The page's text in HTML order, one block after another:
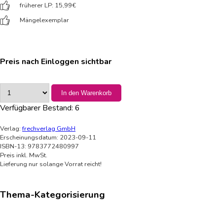
früherer LP: 15,99€
Mängelexemplar
Preis nach Einloggen sichtbar
In den Warenkorb
Verfügbarer Bestand: 6
Verlag:frechverlag GmbH
Erscheinungsdatum: 2023-09-11
ISBN-13: 9783772480997
Preis inkl. MwSt.
Lieferung nur solange Vorrat reicht!
Thema-Kategorisierung